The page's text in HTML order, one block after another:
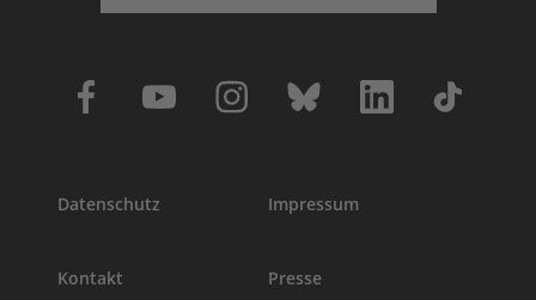
Datenschutz Impressum
Kontakt Presse